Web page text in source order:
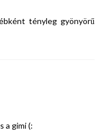
tényleg gyönyörű
a gimi (: